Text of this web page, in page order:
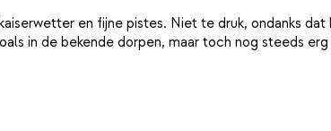
en fijne pistes. Niet te druk, ondanks